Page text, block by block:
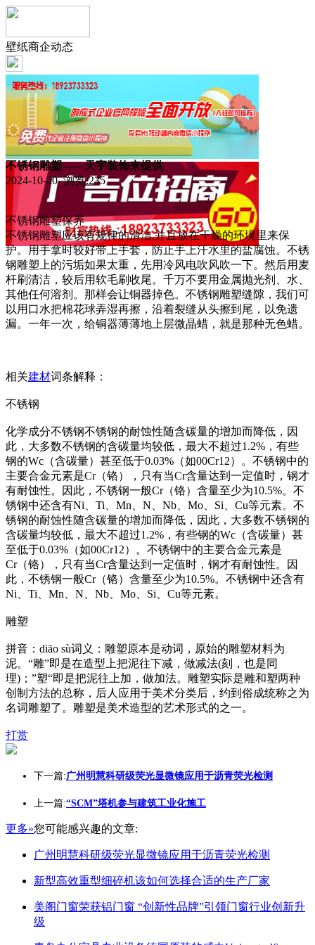
壁纸商企动态
不锈钢雕塑——天宇装饰来提供
2024-10-20 浏览:235
不锈钢雕塑保养
不锈钢雕塑应该有规律的清洁,并且放在干燥的环境里来保
护。用手拿时较好带上手套，防止手上汗水里的盐腐蚀。不锈
钢雕塑上的污垢如果太重，先用冷风电吹风吹一下。然后用麦
杆刷清洁，较后用软毛刷收尾。千万不要用金属抛光剂、水、
其他任何溶剂。那样会让铜器掉色。不锈钢雕塑缝隙，我们可
以用口水把棉花球弄湿再擦，沿着裂缝从头擦到尾，以免遗
漏。一年一次，给铜器薄薄地上层微晶蜡，就是那种无色蜡。
相关建材词条解释：
不锈钢
化学成分不锈钢不锈钢的耐蚀性随含碳量的增加而降低，因
此，大多数不锈钢的含碳量均较低，最大不超过1.2%，有些
钢的Wc（含碳量）甚至低于0.03%（如00Cr12）。不锈钢中的
主要合金元素是Cr（铬），只有当Cr含量达到一定值时，钢才
有耐蚀性。因此，不锈钢一般Cr（铬）含量至少为10.5%。不
锈钢中还含有Ni、Ti、Mn、N、Nb、Mo、Si、Cu等元素。不
锈钢的耐蚀性随含碳量的增加而降低，因此，大多数不锈钢的
含碳量均较低，最大不超过1.2%，有些钢的Wc（含碳量）甚
至低于0.03%（如00Cr12）。不锈钢中的主要合金元素是
Cr（铬），只有当Cr含量达到一定值时，钢才有耐蚀性。因
此，不锈钢一般Cr（铬）含量至少为10.5%。不锈钢中还含有
Ni、Ti、Mn、N、Nb、Mo、Si、Cu等元素。
雕塑
拼音：diāo sù词义：雕塑原本是动词，原始的雕塑材料为
泥。“雕”即是在造型上把泥往下减，做减法(刻，也是同
理)；”塑“即是把泥往上加，做加法。雕塑实际是雕和塑两种
创制方法的总称，后人应用于美术分类后，约到俗成统称之为
名词雕塑了。雕塑是美术造型的艺术形式的之一。
打赏
下一篇:广州明慧科研级荧光显微镜应用于沥青荧光检测
上一篇:“SCM”塔机参与建筑工业化施工
更多»您可能感兴趣的文章:
广州明慧科研级荧光显微镜应用于沥青荧光检测
新型高效重型细碎机该如何选择合适的生产厂家
美阁门窗荣获铝门窗 “创新性品牌”引领门窗行业创新升
级